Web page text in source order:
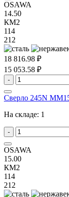
OSAWA
14.50
КМ2
114
212
18 816.98 ₽
15 053.58 ₽
-
Сверло 245N
На складе: 1
-
OSAWA
15.00
КМ2
114
212